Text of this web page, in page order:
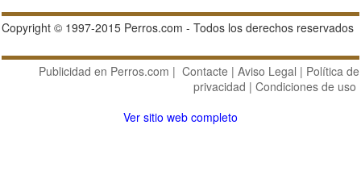
Copyright © 1997-2015 Perros.com - Todos los derechos reservados
Publicidad en Perros.com | Contacte | Aviso Legal | Política de
privacidad | Condiciones de uso
Ver sitio web completo